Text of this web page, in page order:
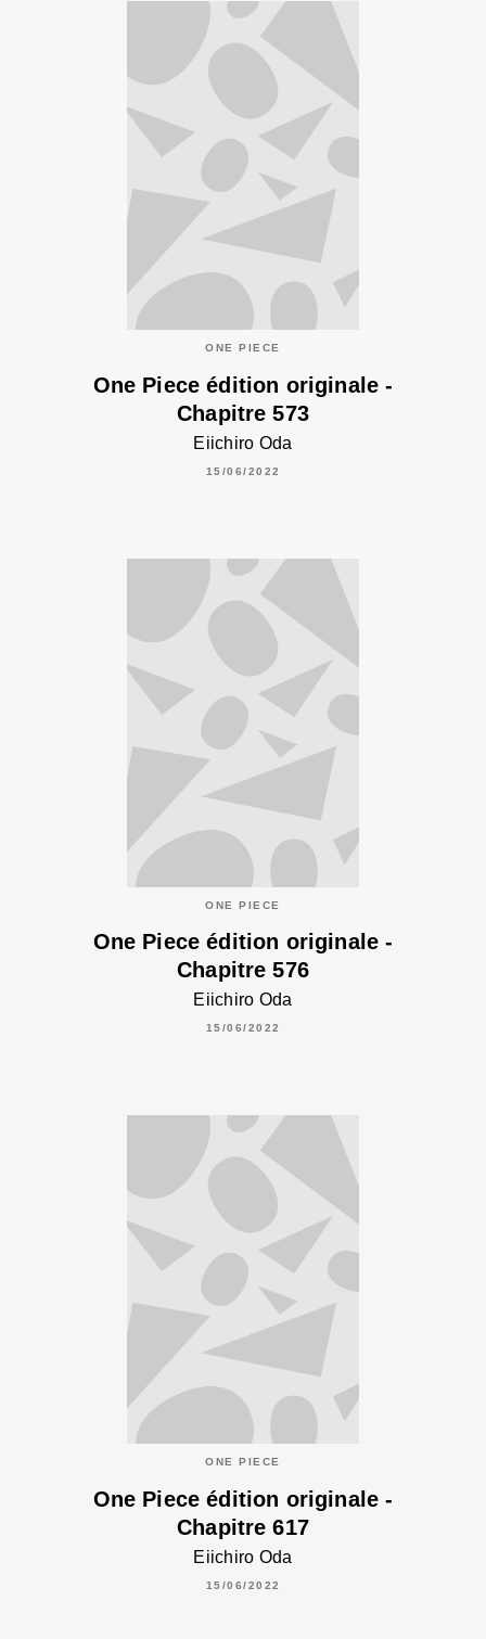
ONE PIECE
One Piece édition originale -
Chapitre 573
Eiichiro Oda
15/06/2022
ONE PIECE
One Piece édition originale -
Chapitre 576
Eiichiro Oda
15/06/2022
ONE PIECE
One Piece édition originale -
Chapitre 617
Eiichiro Oda
15/06/2022